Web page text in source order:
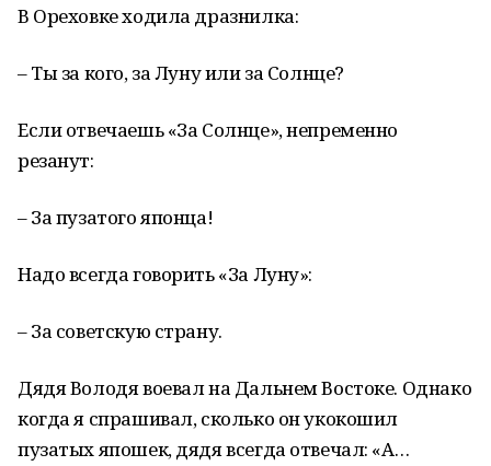
В Ореховке ходила дразнилка:
– Ты за кого, за Луну или за Солнце?
Если отвечаешь «За Солнце», непременно
резанут:
– За пузатого японца!
Надо всегда говорить «За Луну»:
– За советскую страну.
Дядя Володя воевал на Дальнем Востоке. Однако
когда я спрашивал, сколько он укокошил
пузатых япошек, дядя всегда отвечал: «А…